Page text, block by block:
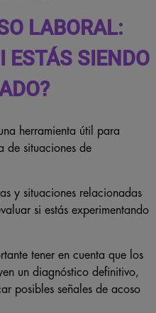
LABORAL:
ESTÁS SIENDO
herramienta útil para
de situaciones de
y situaciones relacionadas
si estás experimentando
tener en cuenta que los
un diagnóstico definitivo,
posibles señales de acoso